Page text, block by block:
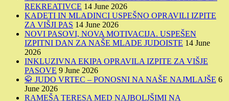
REKREATIVCE 14 June 2026
KADETI IN MLADINCI USPEŠNO OPRAVILI IZPITE
ZA VIŠJI PAS 14 June 2026
NOVI PASOVI, NOVA MOTIVACIJA. USPEŠEN
IZPITNI DAN ZA NAŠE MLADE JUDOISTE 14 June
2026
INKLUZIVNA EKIPA OPRAVILA IZPITE ZA VIŠJE
PASOVE 9 June 2026
🥋 JUDO VRTEC – PONOSNI NA NAŠE NAJMLAJŠE 6
June 2026
RAMEŠA TERESA MED NAJBOLJŠIMI NA